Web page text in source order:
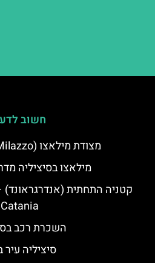
חשוב
מצודת מילאצו (Castello di Milazzo)
מילאצו בסיציליה
Catania
השכרת רכב
סיציליה עיר